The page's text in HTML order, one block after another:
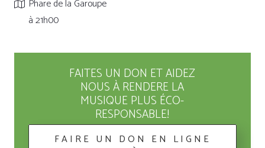
Phare de la Garoupe
à 21h00
FAITES UN DON ET AIDEZ
NOUS À RENDERE LA
MUSIQUE PLUS ÉCO-
RESPONSABLE!
FAIRE UN DON EN LIGNE